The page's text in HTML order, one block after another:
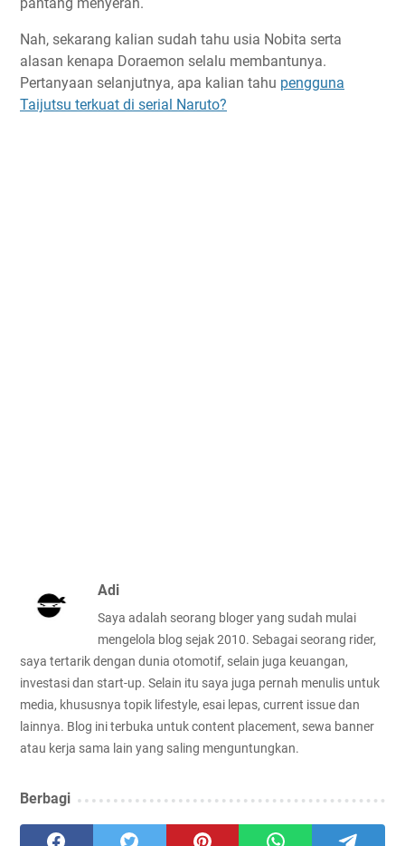
pantang menyerah.
Nah, sekarang kalian sudah tahu usia Nobita serta
alasan kenapa Doraemon selalu membantunya.
Pertanyaan selanjutnya, apa kalian tahu pengguna
Taijutsu terkuat di serial Naruto?
Adi
Saya adalah seorang bloger yang sudah mulai
mengelola blog sejak 2010. Sebagai seorang rider,
saya tertarik dengan dunia otomotif, selain juga keuangan,
investasi dan start-up. Selain itu saya juga pernah menulis untuk
media, khususnya topik lifestyle, esai lepas, current issue dan
lainnya. Blog ini terbuka untuk content placement, sewa banner
atau kerja sama lain yang saling menguntungkan.
Berbagi